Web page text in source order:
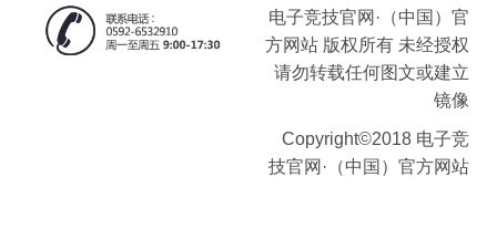
电子竞技官网·（中国）官
方网站 版权所有 未经授权
请勿转载任何图文或建立
镜像
Copyright©2018 电子竞
技官网·（中国）官方网站